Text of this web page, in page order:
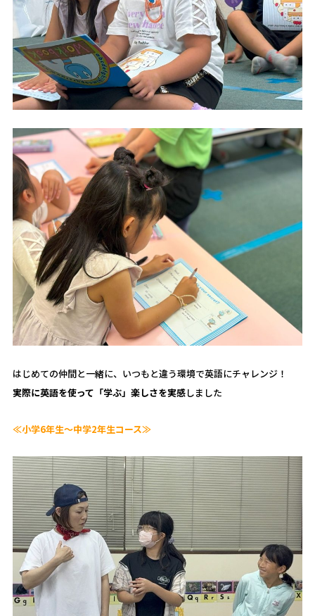
はじめての仲間と一緒に、いつもと違う環境で英語にチャレンジ！
実際に英語を使って「学ぶ」楽しさを実感しました
≪小学6年生～中学2年生コース≫